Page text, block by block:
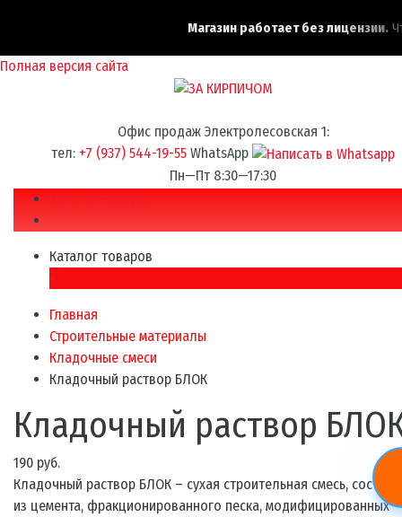
Магазин работает без лицензии.
Полная версия сайта
Офис продаж Электролесовская 1:
тел: +7 (937) 544-19-55 WhatsApp
Пн—Пт 8:30—17:30
Каталог товаров
Каталог товаров
×
Главная
Строительные материалы
Кладочные смеси
Кладочный раствор БЛОК
Кладочный раствор
190 руб.
Кладочный раствор БЛОК – сухая строительная смесь,
из цемента, фракционированного песка, модифицированных